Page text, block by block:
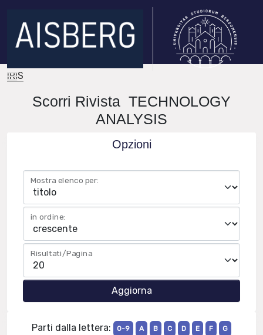
IRIS
Scorri Rivista TECHNOLOGY
ANALYSIS
Opzioni
Mostra elenco per:
in ordine:
Risultati/Pagina
Parti dalla lettera: 0-9 A B C D E F
G